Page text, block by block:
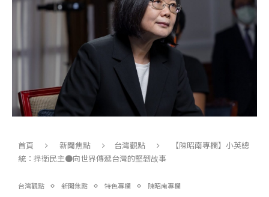
首頁 新聞焦點 台灣觀點
【陳昭南專欄】小英總
統：捍衛民主●向世界傳遞台灣的堅韌故事
台灣觀點 新聞焦點 特色專欄 陳昭南專欄